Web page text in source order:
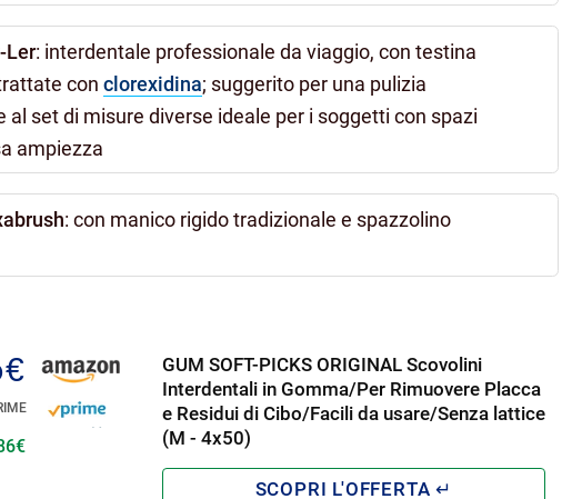
Ler: interdentale professionale da viaggio, con testina
conclorexidina; suggerito per una pulizia
al set di misure diverse ideale per i soggetti con spazi
ampiezza
: con manico rigido tradizionale e spazzolino
€
GUM SOFT-PICKS ORIGINAL Scovolini
Interdentali in Gomma/Per Rimuovere Placca
e Residui di Cibo/Facili da usare/Senza lattice
(M - 4x50)